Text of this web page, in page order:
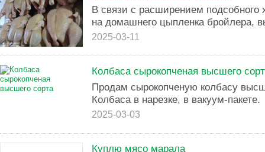
В связи с расширением подсобного
на домашнего цыпленка бройлера,
2025-03-11
Колбаса сырокопченая высшего
Продам сырокопченую колбасу
Колбаса в нарезке, в вакуум-пакете.
2025-03-03
Куплю мясо марала